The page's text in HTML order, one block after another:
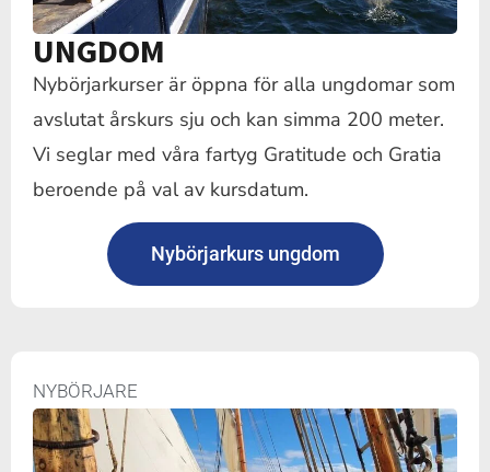
UNGDOM
Nybörjarkurser är öppna för alla ungdomar som
avslutat årskurs sju och kan simma 200 meter.
Vi seglar med våra fartyg Gratitude och Gratia
beroende på val av kursdatum.
Nybörjarkurs ungdom
NYBÖRJARE